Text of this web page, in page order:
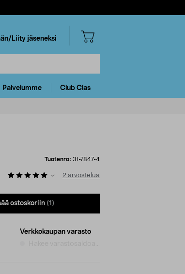
Liity jäseneksi
Palvelumme Club Clas
Tuotenro: 31-7847-4
2 arvostelua
ostoskoriin (1)
Verkkokaupan varasto